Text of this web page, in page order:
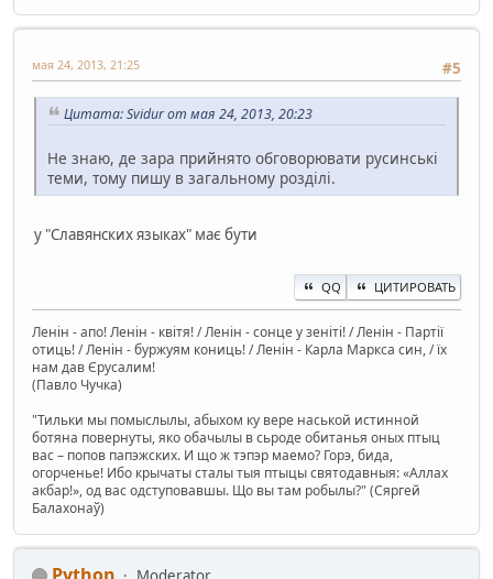
#5
мая 24, 2013, 21:25
Цитата: Svidur от мая 24, 2013, 20:23
Не знаю, де зара прийнято обговорювати русинські
теми, тому пишу в загальному розділі.
у "Славянских языках" має бути
QQ ЦИТИРОВАТЬ
Ленін - апо! Ленін - квітя! / Ленін - сонце у зеніті! / Ленін - Партії
отиць! / Ленін - буржуям кониць! / Ленін - Карла Маркса син, / їх
нам дав Єрусалим!
(Павло Чучка)
"Тильки мы помыслылы, абыхом ку вере наськой истинной
ботяна повернуты, яко обачылы в сьроде обитанья оных птыц
вас – попов папэжских. И що ж тэпэр маемо? Горэ, бида,
огорченье! Ибо крычаты сталы тыя птыцы святодавныя: «Аллах
акбар!», од вас одступовавшы. Що вы там робылы?" (Сяргей
Балахонаў)